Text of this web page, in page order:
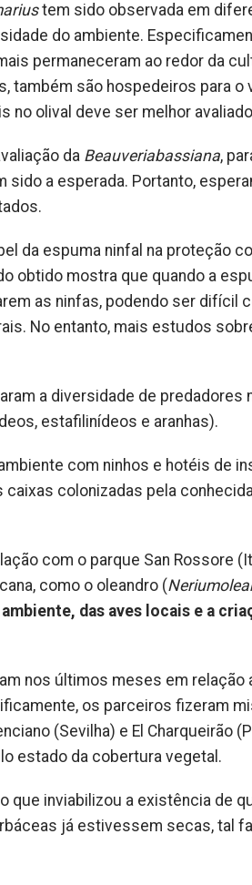
tem sido observada em
do ambiente.
permaneceram ao redor da
também são hospedeiros para o
no olival deve ser melhor
da Beauveriabassiana,
a esperada. Portanto,
da espuma ninfal na proteção
obtido mostra que quando a
as ninfas, podendo ser difícil
No entanto, mais estudos
a diversidade de predadores
estafilinídeos e aranhas).
com ninhos e hotéis de
colonizadas pela
com o parque San Rossore
como o oleandro (
das aves locais e a
nos últimos meses em relação
os parceiros fizeram
(Sevilha) e El Charqueirão
estado da cobertura vegetal.
que inviabilizou a existência de
já estivessem secas, tal